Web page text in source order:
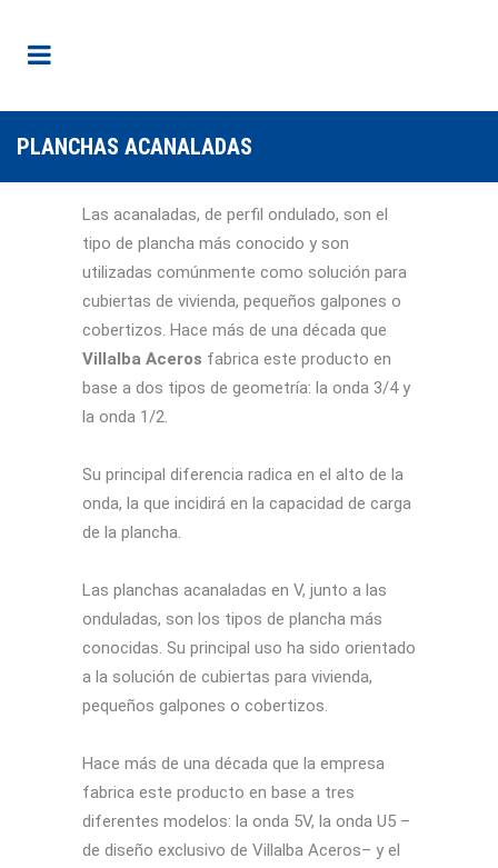
PLANCHAS ACANALADAS
Las acanaladas, de perfil ondulado, son el
tipo de plancha más conocido y son
utilizadas comúnmente como solución para
cubiertas de vivienda, pequeños galpones o
cobertizos. Hace más de una década que
Villalba Aceros fabrica este producto en
base a dos tipos de geometría: la onda 3/4 y
la onda 1/2.
Su principal diferencia radica en el alto de la
onda, la que incidirá en la capacidad de carga
de la plancha.
Las planchas acanaladas en V, junto a las
onduladas, son los tipos de plancha más
conocidas. Su principal uso ha sido orientado
a la solución de cubiertas para vivienda,
pequeños galpones o cobertizos.
Hace más de una década que la empresa
fabrica este producto en base a tres
diferentes modelos: la onda 5V, la onda U5 –
de diseño exclusivo de Villalba Aceros– y el